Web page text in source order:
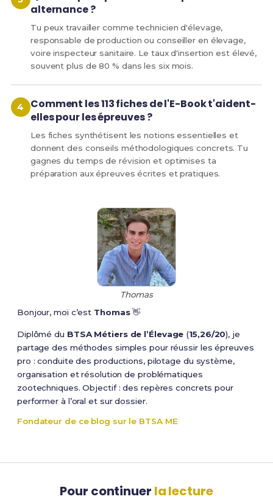
alternance ?
Tu peux travailler comme technicien d'élevage,
responsable de production ou conseiller en élevage,
voire inspecteur sanitaire. Le taux d'insertion est élevé,
souvent plus de 80 % dans les six mois.
Comment les 113 fiches de l'E-Book t'aident-
elles pour les épreuves ?
Les fiches synthétisent les notions essentielles et
donnent des conseils méthodologiques concrets. Tu
gagnes du temps de révision et optimises ta
préparation aux épreuves écrites et pratiques.
Thomas
Bonjour, moi c’est Thomas👋
Diplômé du BTSA Métiers de l’Élevage (15,26/20), je
partage des méthodes simples pour réussir les épreuves
pro : conduite des productions, pilotage du système,
organisation et résolution de problématiques
zootechniques. Objectif : des repères concrets pour
performer à l’oral et sur dossier.
Fondateur de ce blog sur le BTSA ME
Pour continuer la lecture